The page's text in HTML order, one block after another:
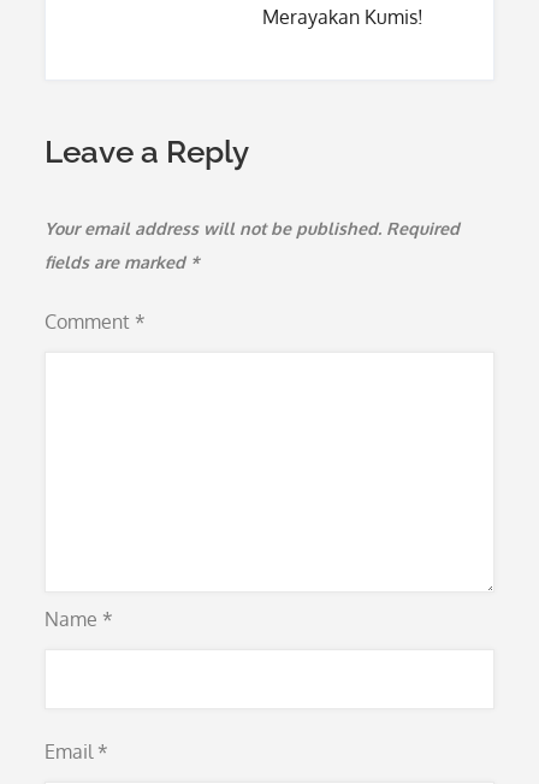
Merayakan Kumis!
Leave a Reply
Your email address will not be published. Required
fields are marked *
Comment *
Name *
Email *